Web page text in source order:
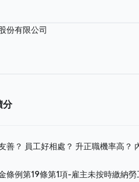
份有限公司
分
善？ 員工好相處？ 升正職機率高？
條例第19條第1項-雇主未按時繳納